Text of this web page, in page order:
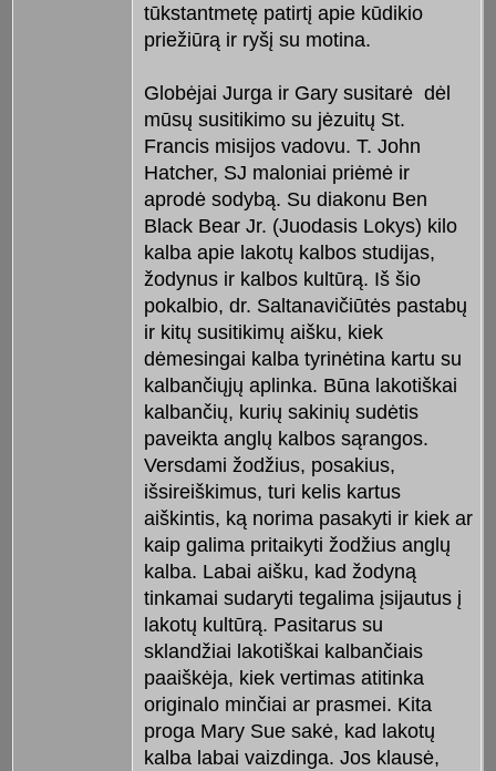
tūkstantmetę patirtį apie kūdikio
priežiūrą ir ryšį su motina.
Globėjai Jurga ir Gary susitarė dėl
mūsų susitikimo su jėzuitų St.
Francis misijos vadovu. T. John
Hatcher, SJ maloniai priėmė ir
aprodė sodybą. Su diakonu Ben
Black Bear Jr. (Juodasis Lokys) kilo
kalba apie lakotų kalbos studijas,
žodynus ir kalbos kultūrą. Iš šio
pokalbio, dr. Saltanavičiūtės pastabų
ir kitų susitikimų aišku, kiek
dėmesingai kalba tyrinėtina kartu su
kalbančiųjų aplinka. Būna lakotiškai
kalbančių, kurių sakinių sudėtis
paveikta anglų kalbos sąrangos.
Versdami žodžius, posakius,
išsireiškimus, turi kelis kartus
aiškintis, ką norima pasakyti ir kiek ar
kaip galima pritaikyti žodžius anglų
kalba. Labai aišku, kad žodyną
tinkamai sudaryti tegalima įsijautus į
lakotų kultūrą. Pasitarus su
sklandžiai lakotiškai kalbančiais
paaiškėja, kiek vertimas atitinka
originalo minčiai ar prasmei. Kita
proga Mary Sue sakė, kad lakotų
kalba labai vaizdinga. Jos klausė,